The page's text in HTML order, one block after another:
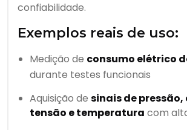
confiabilidade.
Exemplos reais de uso:
Medição de consumo elétrico
durante testes funcionais
Aquisição de sinais de
tensão e temperatura com